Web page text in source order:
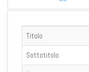
Titolo
Sottotitolo